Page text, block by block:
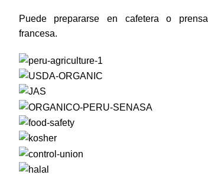
Puede prepararse en cafetera o prensa
francesa.